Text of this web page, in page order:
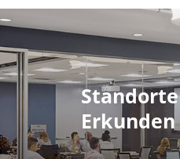
Standorte
Erkunden